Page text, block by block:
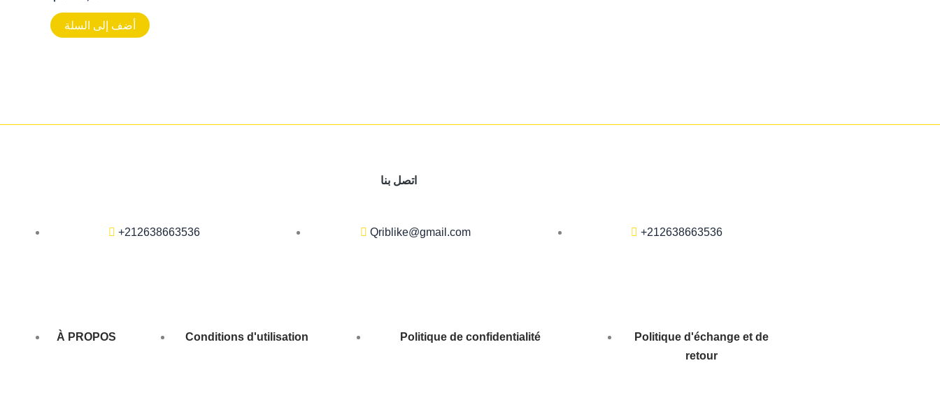
أضف إلى السلة
اتصل بنا
+212638663536 Qriblike@gmail.com +212638663536
À PROPOS Conditions d'utilisation Politique de confidentialité
Politique d'échange et de
retour